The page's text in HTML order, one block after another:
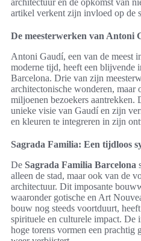
architectuur en de opkomst van
artikel verkent zijn invloed op de
De meesterwerken van Antoni
Antoni Gaudí, een van de meest
moderne tijd, heeft een blijvende
Barcelona. Drie van zijn
architectonische wonderen, maar
miljoenen bezoekers aantrekken.
unieke visie van Gaudí en zijn
en kleuren te integreren in zijn
Sagrada Familia: Een tijdloos
De Sagrada Familia Barcelona
alleen de stad, maar ook van de
architectuur. Dit imposante
waaronder gotische en Art
bouw nog steeds voortduurt,
spirituele en culturele impact. De
hoge torens vormen een prachtig